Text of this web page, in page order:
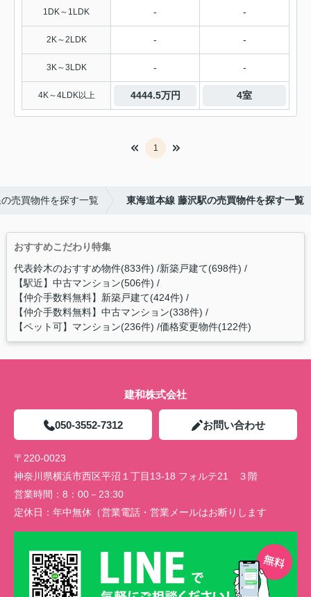
1DK～1LDK - -
2K～2LDK - -
3K～3LDK - -
4K～4LDK以上 4444.5万円 4室
1
売買物件を探す一覧 東海道本線 藤沢駅の売買物件を探す一覧
おすすめこだわり特集
代表鈴木のおすすめ物件(833件) 新築戸建て(698件)
【駅近】中古マンション(506件)
【仲介手数料無料】新築戸建て(424件)
【仲介手数料無料】中古マンション(338件)
【ペット可】マンション(236件) 価格変更物件(122件)
建和株式会社
050-3552-7312 お問い合わせ
〒220-0023
神奈川県横浜市西区平沼１丁目13-18 フォルテ21 ３階
営業時間： 8：00－23:30
定休日： 年中無休（営業電話・営業メールはお断りします